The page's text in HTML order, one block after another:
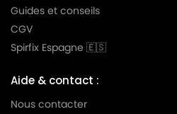
Guides et conseils
CGV
Spirfix Espagne 🇪🇸
Aide & contact :
Nous contacter